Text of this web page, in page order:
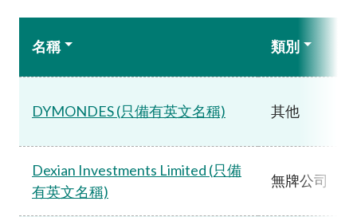
名稱 類別
DYMONDES (只備有英文名稱) 其他
Dexian Investments Limited (只備
有英文名稱)
無牌公司